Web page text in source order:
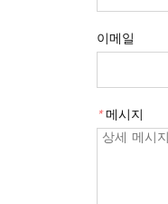
이메일
*메시지